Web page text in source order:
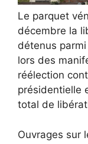
Le parquet
décembre la
détenus
lors des
réélection
présidentielle
total de
Ouvrages sur